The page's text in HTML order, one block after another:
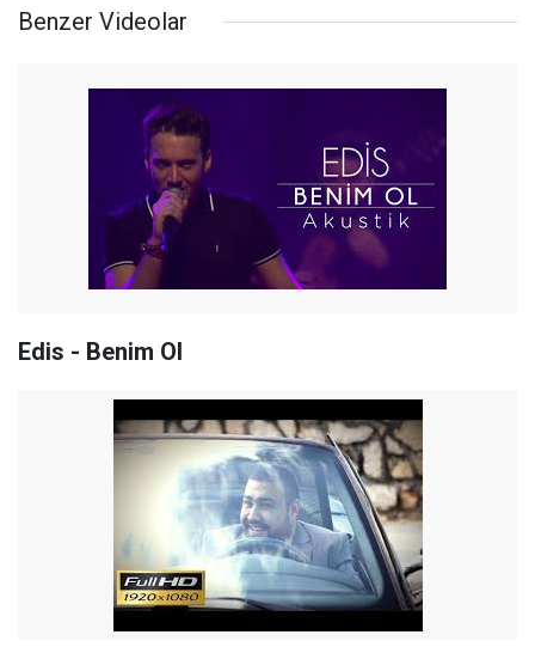
Benzer Videolar
Edis - Benim Ol